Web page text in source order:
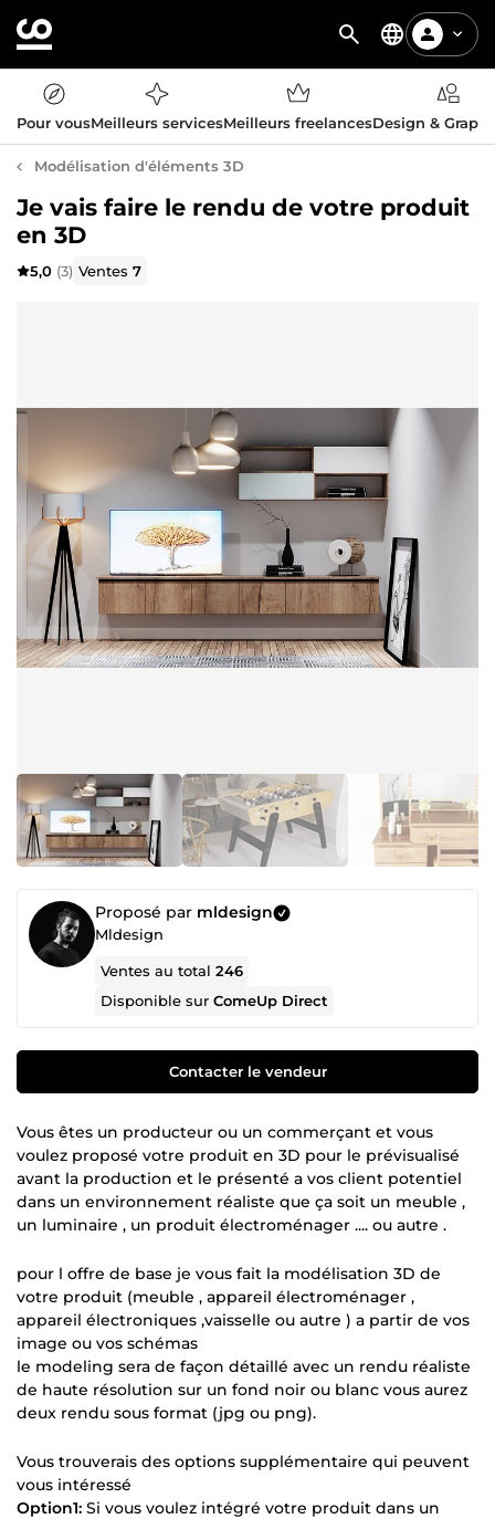
Pour vousMeilleurs servicesMeilleurs freelancesDesign &
Modélisation d'éléments 3D
Je vais faire le rendu de votre produit
en 3D
5,0 (3) Ventes7
Proposé par mldesign
Mldesign
Ventes au total246
Disponible surComeUp Direct
Contacter le vendeur
Vous êtes un producteur ou un commerçant et vous
voulez proposé votre produit en 3D pour le prévisualisé
avant la production et le présenté a vos client potentiel
dans un environnement réaliste que ça soit un meuble ,
un luminaire , un produit électroménager .... ou autre .
pour l offre de base je vous fait la modélisation 3D de
votre produit (meuble , appareil électroménager ,
appareil électroniques ,vaisselle ou autre ) a partir de vos
image ou vos schémas
le modeling sera de façon détaillé avec un rendu réaliste
de haute résolution sur un fond noir ou blanc vous aurez
deux rendu sous format (jpg ou png).
Vous trouverais des options supplémentaire qui peuvent
vous intéressé
Option1: Si vous voulez intégré votre produit dans un